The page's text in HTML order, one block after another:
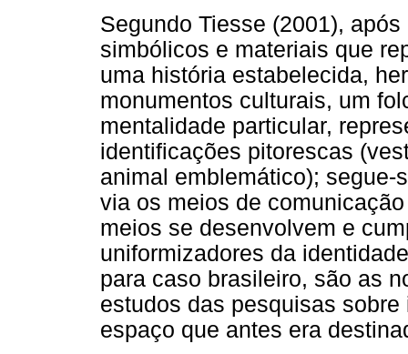
Segundo Tiesse (2001),
simbólicos e materiais que
uma história estabelecida,
monumentos culturais, um
mentalidade particular,
identificações pitorescas
animal emblemático);
via os meios de
meios se desenvolvem e
uniformizadores da
para caso brasileiro, são as
estudos das pesquisas
espaço que antes era